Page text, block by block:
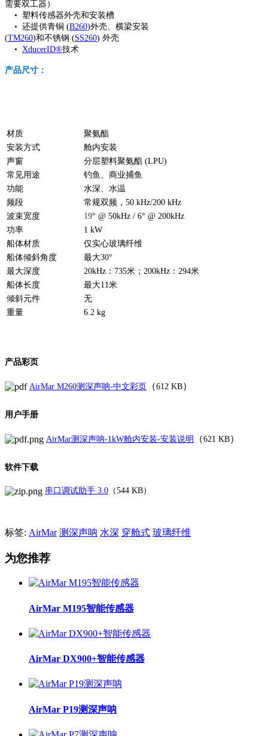
需要双工器）
• 塑料传感器外壳和安装槽
• 还提供青铜 (B260)外壳、横梁安装
(TM260)和不锈钢 (SS260) 外壳
• XducerID®技术
产品尺寸：
材质
聚氨酯
安装方式
舱内安装
声窗
分层塑料聚氨酯 (LPU)
常见用途
钓鱼、商业捕鱼
功能
水深、水温
频段
常规双频，50 kHz/200 kHz
波束宽度
19° @ 50kHz / 6° @ 200kHz
功率
1 kW
船体材质
仅实心玻璃纤维
船体倾斜角度
最大30°
最大深度
20kHz：735米；200kHz：294米
船体长度
最大11米
倾斜元件
无
重量
6.2 kg
产品彩页
AirMar M260测深声呐-中文彩页 （612 KB）
用户手册
AirMar测深声呐-1kW舱内安装-安装说明 （621 KB）
软件下载
串口调试助手 3.0 （544 KB）
标签: AirMar 测深声呐 水深 穿舱式 玻璃纤维
为您推荐
AirMar M195智能传感器
AirMar DX900+智能传感器
AirMar P19测深声呐